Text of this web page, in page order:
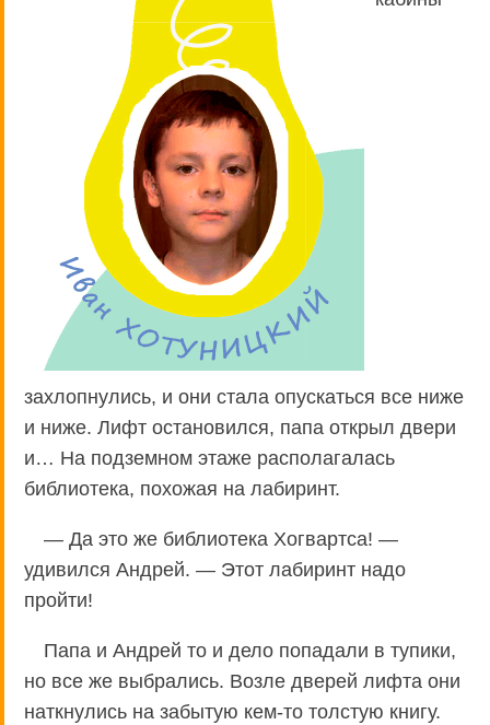
захлопнулись, и они стала опускаться все ниже
и ниже. Лифт остановился, папа открыл двери
и… На подземном этаже располагалась
библиотека, похожая на лабиринт.
— Да это же библиотека Хогвартса! —
удивился Андрей. — Этот лабиринт надо
пройти!
Папа и Андрей то и дело попадали в тупики,
но все же выбрались. Возле дверей лифта они
наткнулись на забытую кем-то толстую книгу.